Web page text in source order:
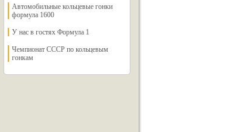
Автомобильные кольцевые гонки
формула 1600
У нас в гостях Формула 1
Чемпионат СССР по кольцевым
гонкам